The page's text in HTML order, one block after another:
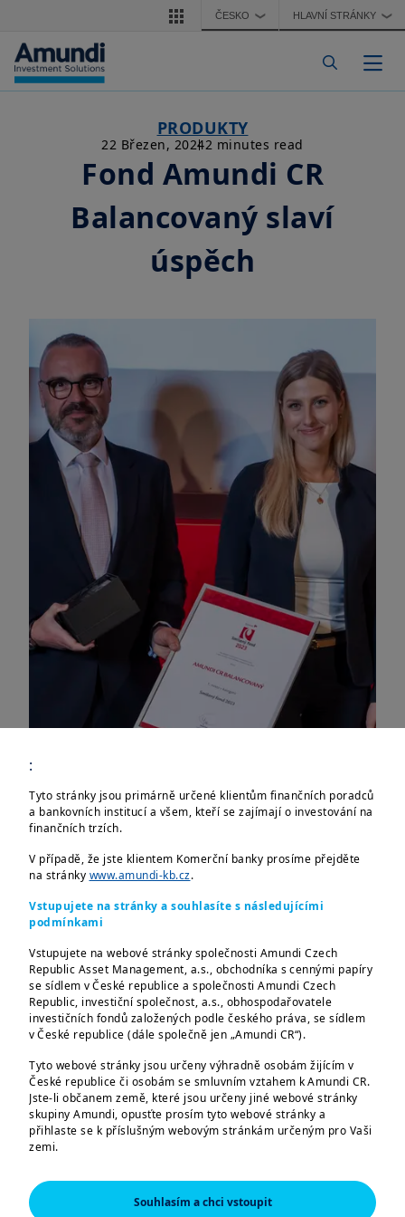
Přejít k hlavnímu obsahu ČESKO ❯ HLAVNÍ STRÁNKY ❯
:
Tyto stránky jsou primárně určené klientům finančních poradců
a bankovních institucí a všem, kteří se zajímají o investování na
finančních trzích.
V případě, že jste klientem Komerční banky prosíme přejděte
na stránky www.amundi-kb.cz.
Vstupujete na stránky a souhlasíte s následujícími
podmínkami
Vstupujete na webové stránky společnosti Amundi Czech
Republic Asset Management, a.s., obchodníka s cennými papíry
se sídlem v České republice a společnosti Amundi Czech
Republic, investiční společnost, a.s., obhospodařovatele
investičních fondů založených podle českého práva, se sídlem
v České republice (dále společně jen „Amundi CR“).
Tyto webové stránky jsou určeny výhradně osobám žijícím v
České republice či osobám se smluvním vztahem k Amundi CR.
Jste-li občanem země, které jsou určeny jiné webové stránky
skupiny Amundi, opusťte prosím tyto webové stránky a
přihlaste se k příslušným webovým stránkám určeným pro Vaši
zemi.
Tyto webové stránky jsou určeny výhradně k poskytování
informací o společnostech Amundi CR a skupině Amundi a o
produktech schválených pro trh v České republice. Informace o
Souhlasím a chci vstoupit
PRODUKTY
22 Březen, 20242 minutes read
Fond Amundi CR
Balancovaný slaví
úspěch
Prestižní ocenění Swiss Life
Select Investice roku 2023
letos již po
čtrnácté ocenil ty nejlepší investiční fondy
v Česku. Mezi hodnocenými fondy uspěl
takéAmundi CR Balancovaný
rámci oceňovaných kategorií odnesl první
místo mezi smíšenými fondy. Slavnostní
vyhlášení proběhlo 20. února v pražském
Mánesu, kde cenu za Amundi převzal Petr
Zajíc, senior portfolio manažer.
Vyhodnocení ankety Investice roku
probíhá na základě důkladné analýzy
českého investičního trhu, která
objektivně posuzuje jednotlivé parametry
fondů. Ty jsou rozděleny do pěti kategorií
podle třídy aktiv: konzervativní fond,